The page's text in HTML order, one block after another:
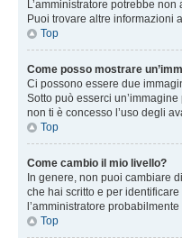
L’amministratore potrebbe
Puoi trovare altre informazioni
Top
Come posso mostrare
Ci possono essere due
Sotto può esserci
non ti è concesso l’uso degli
Top
Come cambio il mio livello?
In genere, non puoi cambiare
che hai scritto e per
l’amministratore
Top